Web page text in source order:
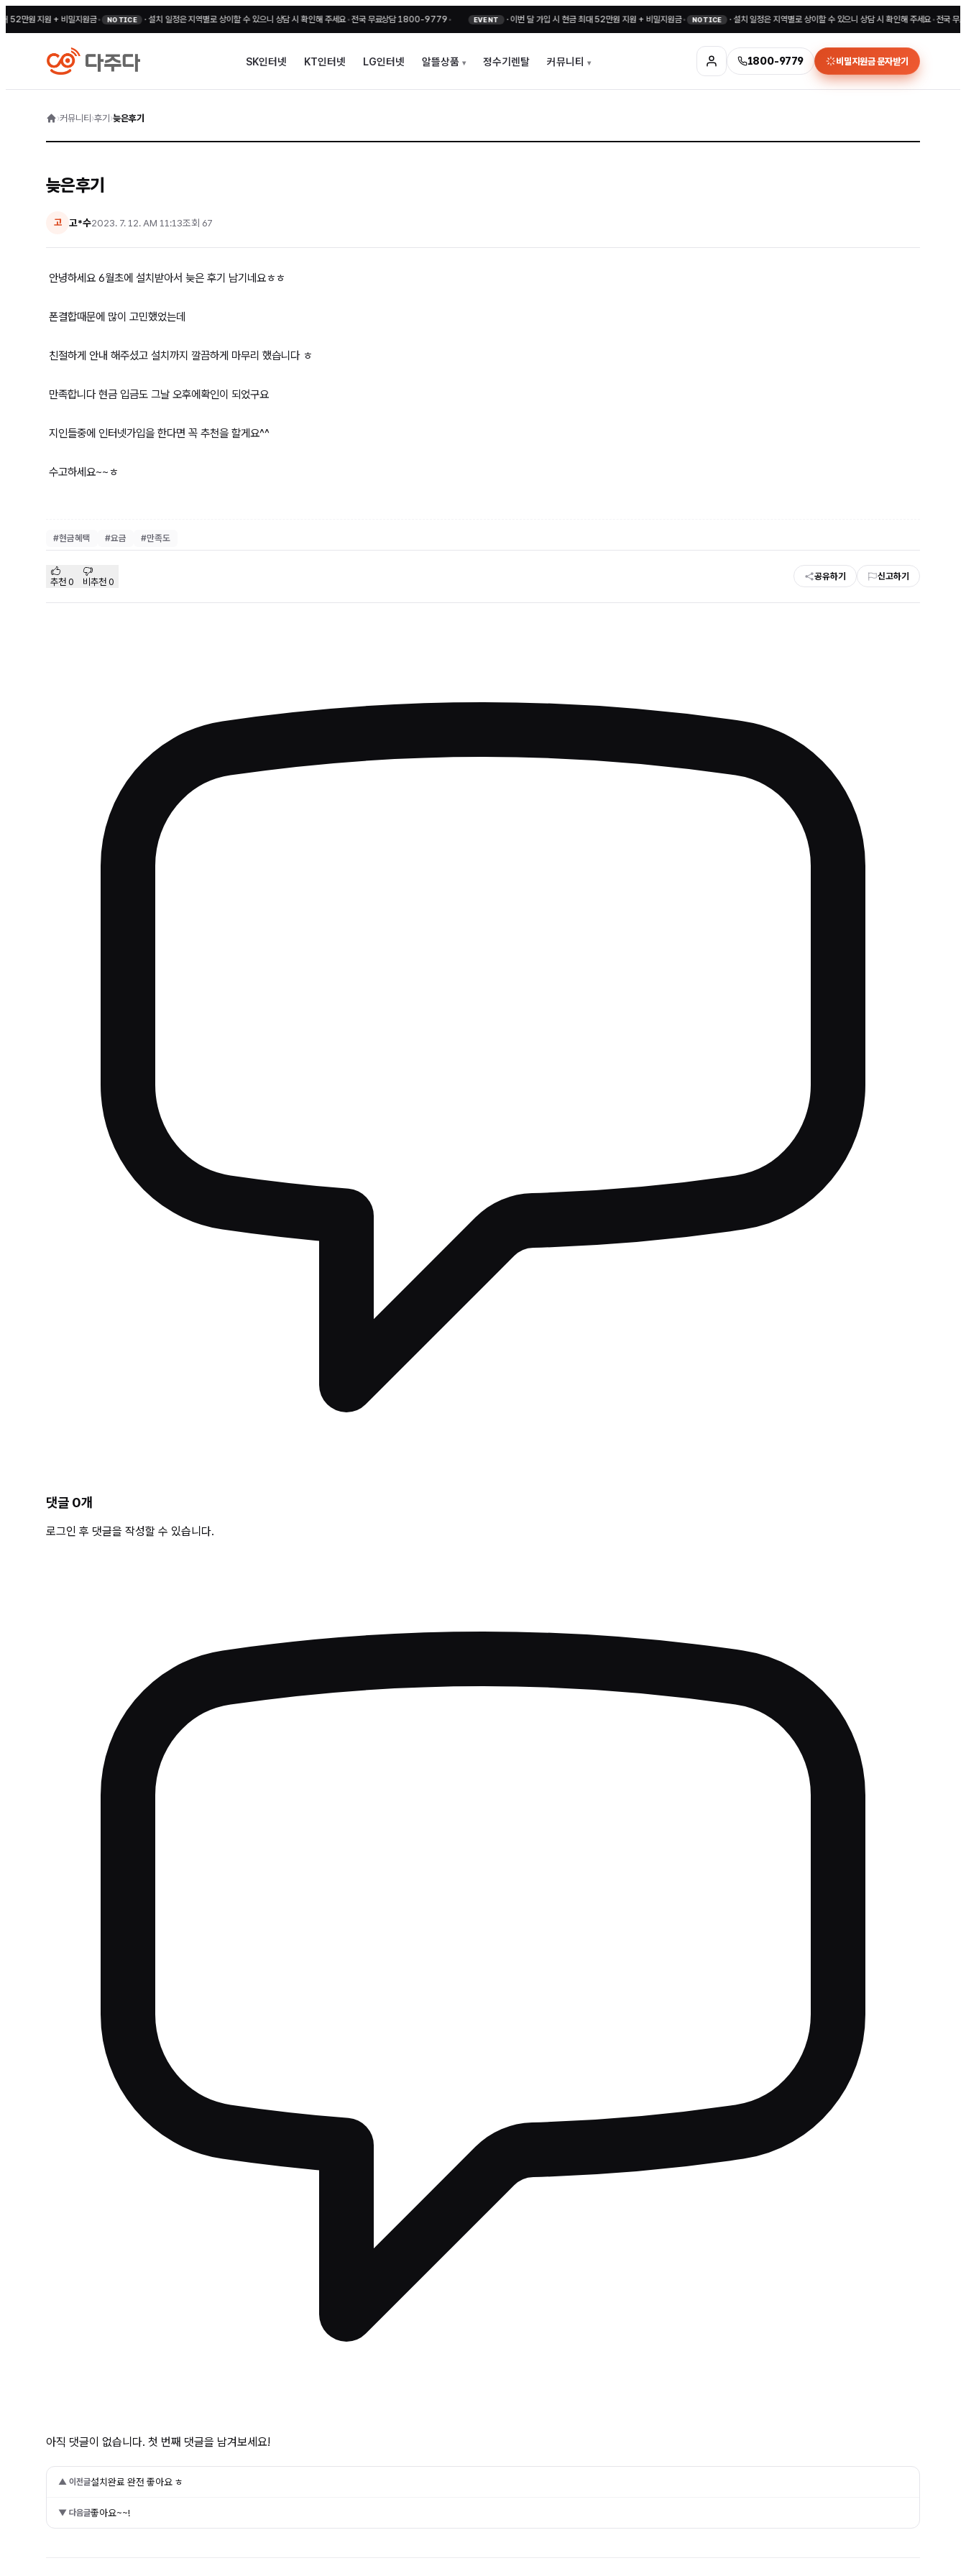
지원 + 비밀지원금• NOTICE ·설치 일정은 지역별로 상이할 수 있으니 상담 시 확인해 주세요•전국 무료상담 1800-9779• EVENT ·이번 달 가입 시 현금 최대 52만원 지원 + 비밀지원금• NOTICE ·설치 일정은 지역별로 상이할 수 있으니 상담 시 확인해 주세요•전국 무료상
SK인터넷 KT인터넷 LG인터넷 알뜰상품 정수기렌탈 커뮤니티 1800-9779 비밀지원금 문자받기
›커뮤니티 ›후기 ›늦은후기
늦은후기
고 고*수2023. 7. 12. AM 11:13조회 67
안녕하세요 6월초에 설치받아서 늦은 후기 남기네요ㅎㅎ
폰결합때문에 많이 고민했었는데
친절하게 안내 해주셨고 설치까지 깔끔하게 마무리 했습니다 ㅎ
만족합니다 현금 입금도 그날 오후에확인이 되었구요
지인들중에 인터넷가입을 한다면 꼭 추천을 할게요^^
수고하세요~~ㅎ
#현금혜택 #요금 #만족도
추천 0 비추천 0 공유하기 신고하기
댓글 0개
로그인 후 댓글을 작성할 수 있습니다.
아직 댓글이 없습니다. 첫 번째 댓글을 남겨보세요!
▲ 이전글설치완료 완전 좋아요 ㅎ
▼ 다음글좋아요~~!